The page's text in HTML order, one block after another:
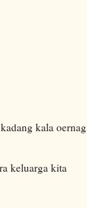
kala oernag
keluarga kita